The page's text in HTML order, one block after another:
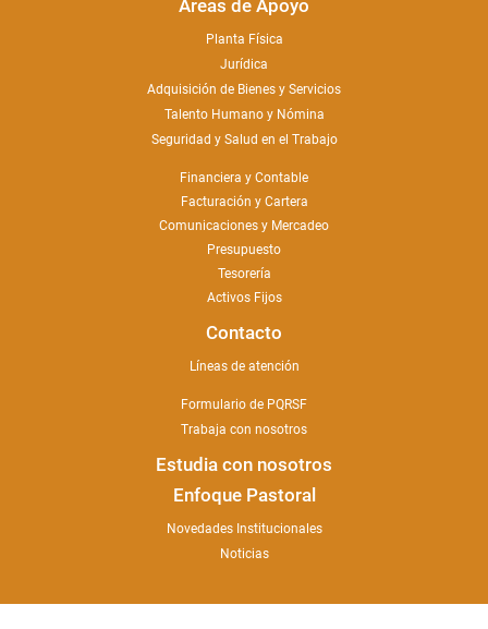
Áreas de Apoyo
Planta Física
Jurídica
Adquisición de Bienes y Servicios
Talento Humano y Nómina
Seguridad y Salud en el Trabajo
Financiera y Contable
Facturación y Cartera
Comunicaciones y Mercadeo
Presupuesto
Tesorería
Activos Fijos
Contacto
Líneas de atención
Formulario de PQRSF
Trabaja con nosotros
Estudia con nosotros
Enfoque Pastoral
Novedades Institucionales
Noticias